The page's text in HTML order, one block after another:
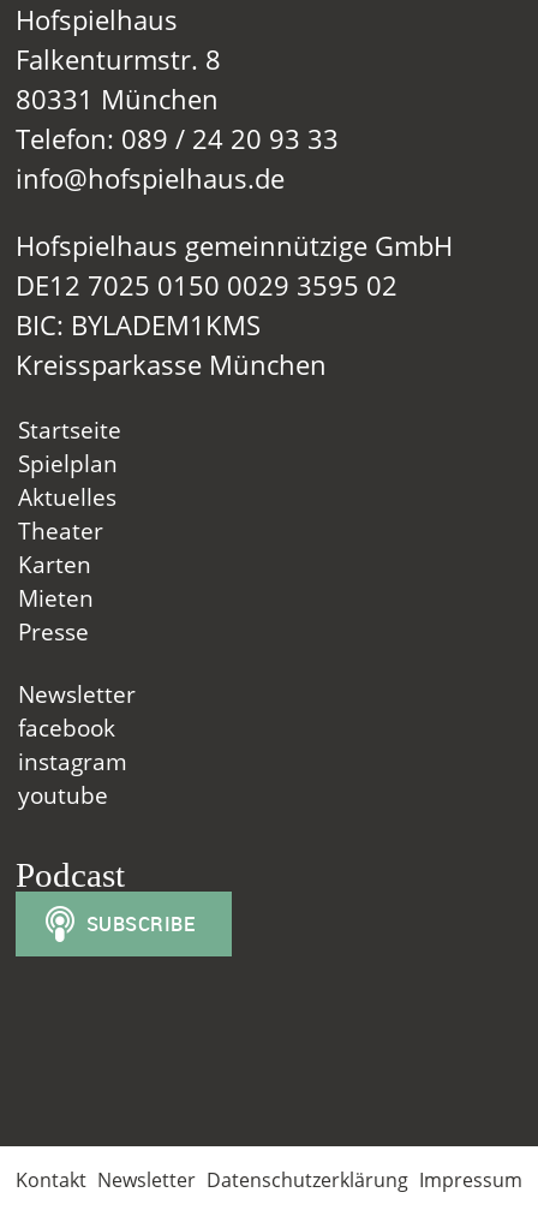
Hofspielhaus
Falkenturmstr. 8
80331 München
Telefon: 089 / 24 20 93 33
info@hofspielhaus.de
Hofspielhaus gemeinnützige GmbH
DE12 7025 0150 0029 3595 02
BIC: BYLADEM1KMS
Kreissparkasse München
Startseite
Spielplan
Aktuelles
Theater
Karten
Mieten
Presse
Newsletter
facebook
instagram
youtube
Podcast
Kontakt Newsletter Datenschutzerklärung Impressum